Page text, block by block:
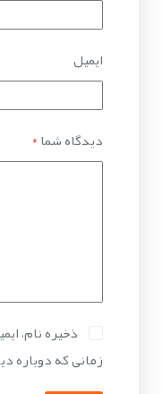
ایمیل
دیدگاه شما*
ذخیره نام،
زمانی که دوباره